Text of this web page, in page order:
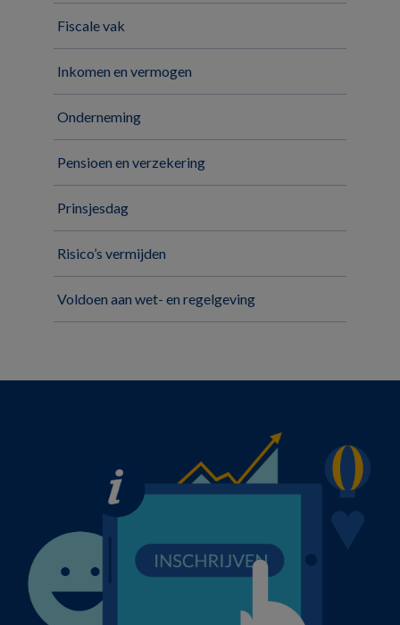
Fiscale vak
Inkomen en vermogen
Onderneming
Pensioen en verzekering
Prinsjesdag
Risico’s vermijden
Voldoen aan wet- en regelgeving